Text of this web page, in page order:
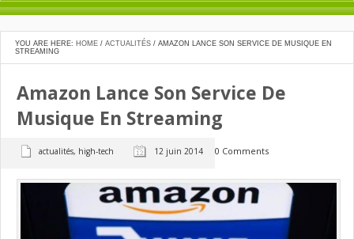
YOU ARE HERE: HOME / ACTUALITÉS / AMAZON LANCE SON SERVICE DE MUSIQUE EN
STREAMING
Amazon Lance Son Service De
Musique En Streaming
actualités, high-tech 12 juin 2014 0 Comments